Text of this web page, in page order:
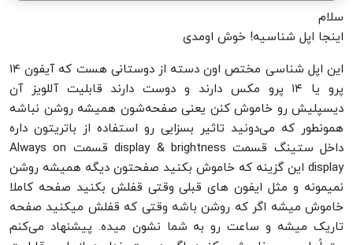
سلام
اینجا اپل شناسیه! خوش اومدی
این اپل شناسی مختص اون دسته از دوستانی هست که آیفون ۱۴
پرو یا ۱۴ پرو مکس دارند و دوست دارند قابلیت آللویز آن
دیسپلیش رو خاموش کنن یعنی صفحه‌شون همیشه روشن نباشه
همونطور که می‌دونید تاثیر بسزایی رو استفاده از باتریتون داره
داخل ستینگ قسمت display & brightness قسمت Always on
display این گزینه که خاموش بکنید صفحتون دیگه همیشه روشن
نمیمونه و مثل ایفون های قبلی وقتی قفلش بکنید صفحه کاملا
خاموش میشه اگر که روشن باشه وقتی که قفلش میکنید صفحه
تاریک میشه و ساعت رو به شما نشون میده. پیشنهاد می‌کنم